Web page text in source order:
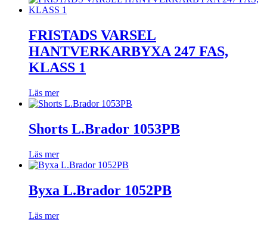
FRISTADS VARSEL
HANTVERKARBYXA 247 FAS,
KLASS 1
Läs mer
Shorts L.Brador 1053PB
Läs mer
Byxa L.Brador 1052PB
Läs mer